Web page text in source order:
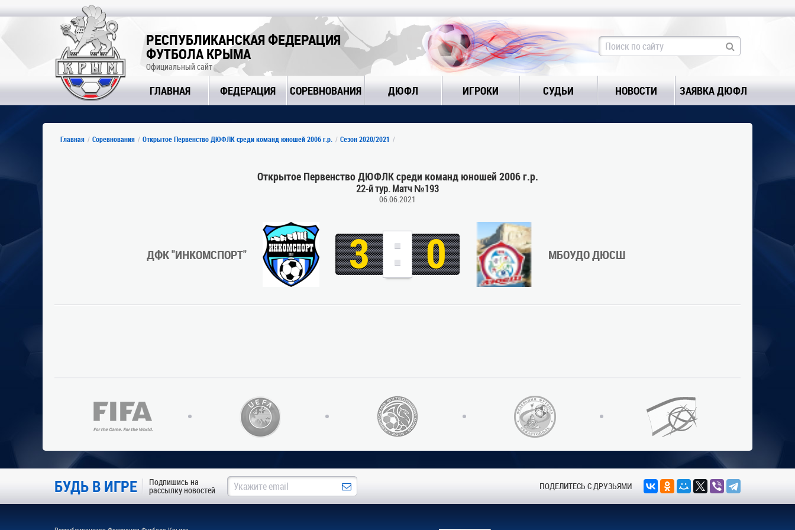
РЕСПУБЛИКАНСКАЯ ФЕДЕРАЦИЯ
ФУТБОЛА КРЫМА
Официальный сайт
ГЛАВНАЯ ФЕДЕРАЦИЯ СОРЕВНОВАНИЯ ДЮФЛ ИГРОКИ СУДЬИ НОВОСТИ ЗАЯВКА ДЮФЛ
Главная Соревнования Открытое Первенство ДЮФЛК среди команд юношей 2006 г.р. Сезон 2020/2021
Открытое Первенство ДЮФЛК среди команд юношей 2006 г.р.
22-й тур. Матч №193
06.06.2021
ДФК "ИНКОМСПОРТ" 3 : 0 МБОУДО ДЮСШ
БУДЬ В ИГРЕ Подпишись на
рассылку новостей ПОДЕЛИТЕСЬ С ДРУЗЬЯМИ